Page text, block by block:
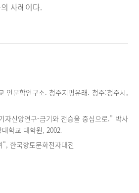
사례이다.
인문학연구소. 청주지명유래. 청주:청주시,
자신앙연구-금기와 전승을 중심으로.” 박사
학교 대학원, 2002.
", 한국향토문화전자대전